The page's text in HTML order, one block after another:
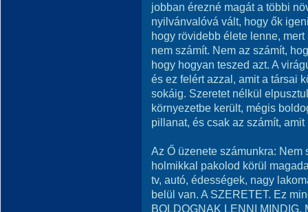
jobban érezné magát a többi
nyilvánvalóvá vált, hogy ők
hogy rövidebb élete lenne,
nem számít. Nem az számít,
hogy hogyan teszed azt. A
és ez felért azzal, amit a társai
sokáig. Szeretet nélkül
környezetbe került, mégis
pillanat, és csak az számít,
Az Ő üzenete számunkra:
holmikkal pakolod körül
tv, autó, édességek, nagy
belül van. A SZERETET. Ez
BOLDOGNAK LENNI